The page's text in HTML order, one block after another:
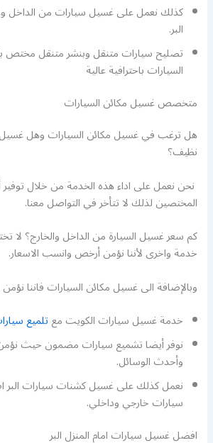
كذلك نعمل على غسيل سيارات من الداخل
البر.
تصليح سيارات متنقل وبنشر متنقل مختص
السيارات باحترافية عالية
متخصص غسيل مكائن السيارات
هل ترغب في غسيل مكائن السيارات وهل غسيل
نظيف؟
نحن نعمل على اداء هذه الخدمة من خلال توفير
المختصين لذلك لا تتأخر في التواصل معنا.
كم سعر غسيل السيارة من الداخل والخارج؟ لا
خدمة واخرى لأننا نؤمن أرخص وانسب الاسعار.
وبالإضافة الى غسيل مكائن السيارات فاننا
خدمة غسيل سيارات الكويت معتلميع
نوفر أيضا تشميع سيارات مضمون حيث
وأحدث الوسائل.
نعمل كذلك على غسيل كشنات سيارات البر
سيارات خارجي وداخلي.
افضل غسيل سيارات امام المنزل البر